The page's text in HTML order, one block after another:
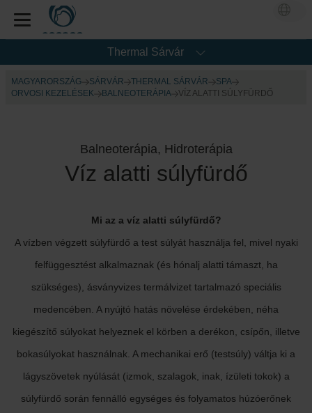
Thermal Sárvár
MAGYARORSZÁG SÁRVÁR THERMAL SÁRVÁR
SPA
ORVOSI KEZELÉSEK
BALNEOTERÁPIA VÍZ ALATTI SÚLYFÜRDŐ
Balneoterápia, Hidroterápia
Víz alatti súlyfürdő
Mi az a víz alatti súlyfürdő?
A vízben végzett súlyfürdő a test súlyát használja fel, mivel nyaki
felfüggesztést alkalmaznak (és hónalj alatti támaszt, ha
szükséges), ásványvizes termálvizet tartalmazó speciális
medencében. A nyújtó hatás növelése érdekében, néha
kiegészítő súlyokat helyeznek el körben a derékon, csípőn, illetve
bokasúlyokat használnak. A mechanikai erő (testsúly) váltja ki a
lágyszövetek nyúlását (izmok, szalagok, inak, ízületi tokok) a
súlyfürdő során fennálló egységes és folyamatos húzóerőnek